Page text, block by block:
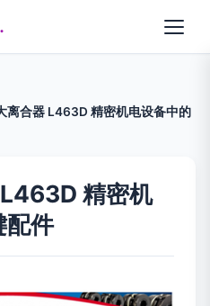
公司
离合器 L463D 精密机电设备中的
精密机
配件